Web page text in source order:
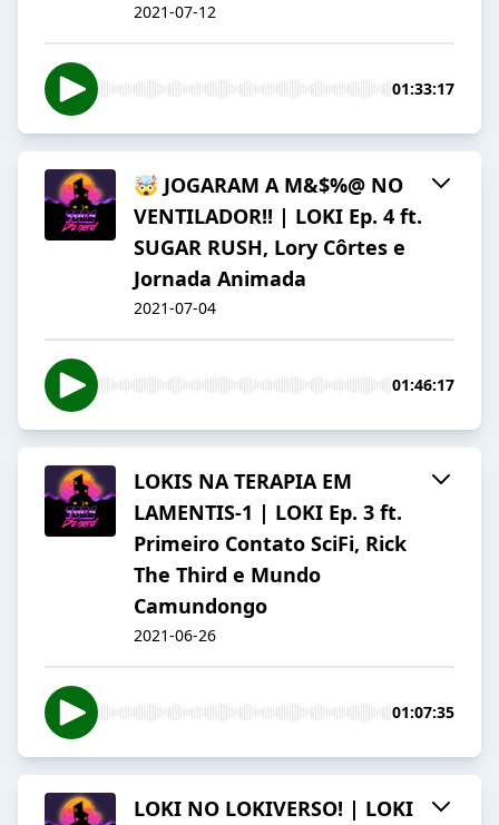
2021-07-12
01:33:17
🤯 JOGARAM A M&$%@ NO
VENTILADOR!! | LOKI Ep. 4 ft.
SUGAR RUSH, Lory Côrtes e
Jornada Animada
2021-07-04
01:46:17
LOKIS NA TERAPIA EM
LAMENTIS-1 | LOKI Ep. 3 ft.
Primeiro Contato SciFi, Rick
The Third e Mundo
Camundongo
2021-06-26
01:07:35
LOKI NO LOKIVERSO! | LOKI